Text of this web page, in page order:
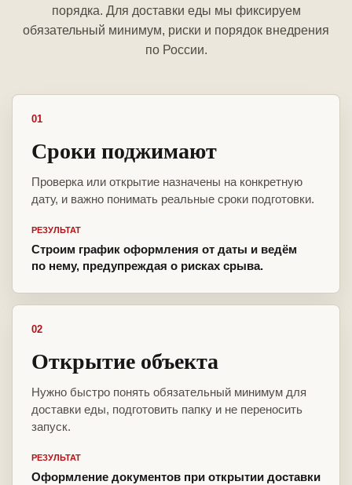
порядка. Для доставки еды мы фиксируем
обязательный минимум, риски и порядок внедрения
по России.
01
Сроки поджимают
Проверка или открытие назначены на конкретную
дату, и важно понимать реальные сроки подготовки.
РЕЗУЛЬТАТ
Строим график оформления от даты и ведём
по нему, предупреждая о рисках срыва.
02
Открытие объекта
Нужно быстро понять обязательный минимум для
доставки еды, подготовить папку и не переносить
запуск.
РЕЗУЛЬТАТ
Оформление документов при открытии доставки